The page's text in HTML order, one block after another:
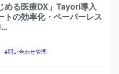
める医療DX」Tayori導入
トの効率化・ペーパーレス
問い合わせ管理